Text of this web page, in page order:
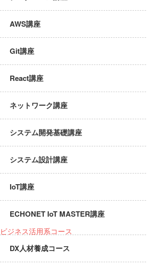
AWS講座
Git講座
React講座
ネットワーク講座
システム開発基礎講座
システム設計講座
IoT講座
ECHONET IoT MASTER講座
ビジネス活用系コース
DX人材養成コース